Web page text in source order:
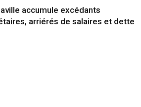
accumule excédants
arriérés de salaires et dette